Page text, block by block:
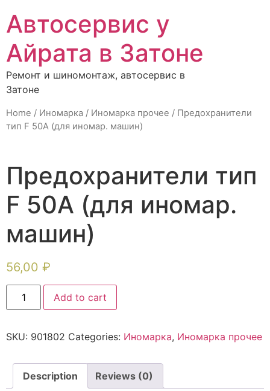
Автосервис у
Айрата в Затоне
Ремонт и шиномонтаж, автосервис в
Затоне
Home / Иномарка / Иномарка прочее / Предохранители
тип F 50А (для иномар. машин)
Предохранители тип
F 50А (для иномар.
машин)
56,00 ₽
Add to cart
SKU: 901802 Categories: Иномарка, Иномарка прочее
Description Reviews (0)